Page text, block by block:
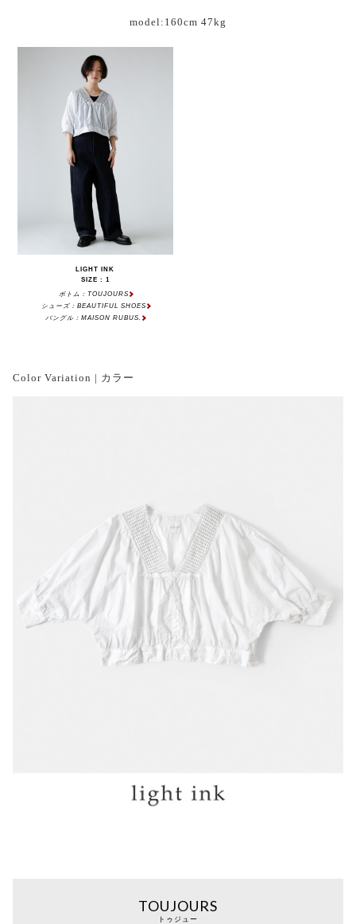
model:160cm 47kg
LIGHT INK
SIZE : 1
ボトム：TOUJOURS
シューズ：BEAUTIFUL SHOES
バングル：MAISON RUBUS.
Color Variation | カラー
TOUJOURS
トゥジュー